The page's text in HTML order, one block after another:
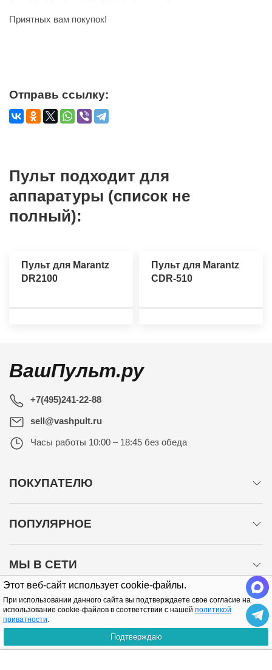
Этот веб-сайт использует cookie-файлы.
При использовании данного сайта вы подтверждаете свое согласие на
использование cookie-файлов в соответствии с нашей политикой
приватности.
Подтверждаю
Приятных вам покупок!
Отправь ссылку:
Пульт подходит для
аппаратуры (список не
полный):
Пульт для Marantz
DR2100
Пульт для Marantz
CDR-510
ВашПульт.ру
+7(495)241-22-88
sell@vashpult.ru
Часы работы 10:00 – 18:45 без обеда
ПОКУПАТЕЛЮ
ПОПУЛЯРНОЕ
МЫ В СЕТИ